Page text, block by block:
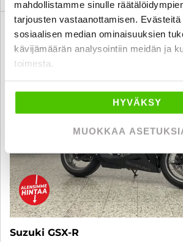
mahdollistamme sinulle
tarjousten vastaanottamisen.
sosiaalisen median ominaisuuksien
kävijämäärän analysointiin meidän ja
toimesta.
HYVÄKSY
MUOKKAA
Saatavilla J. autoturva
Suzuki GSX-R